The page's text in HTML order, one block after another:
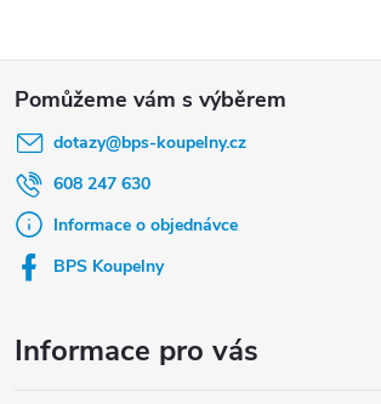
dotazy@bps-koupelny.cz
608 247 630
Informace o objednávce
BPS Koupelny
Informace pro vás